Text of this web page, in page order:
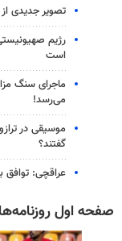
تصویر جدیدی
رژیم
است
ماجرای سنگ
می‌رسد!
موسیقی در
گفتند؟
عراقچی: توافق با
صفحه اول روزنامه‌ها